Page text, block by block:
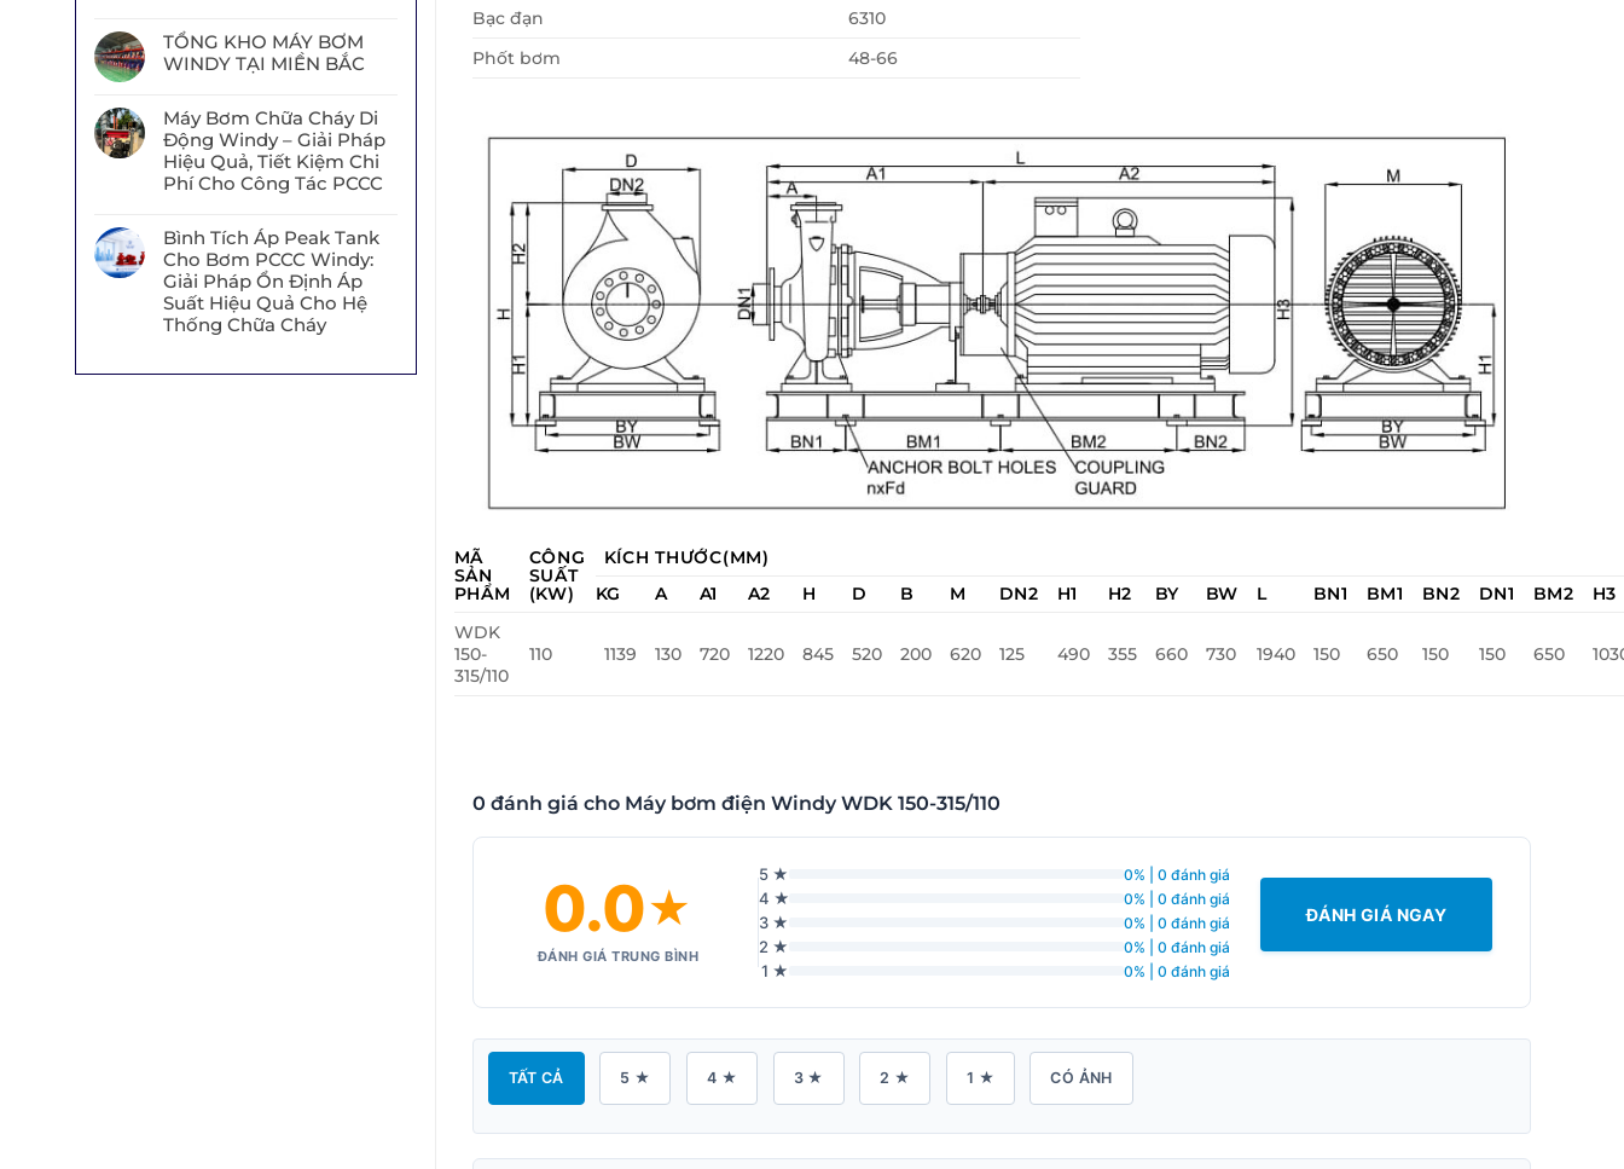
TỔNG KHO MÁY BƠM
WINDY TẠI MIỀN BẮC
Máy Bơm Chữa Cháy Di
Động Windy – Giải Pháp
Hiệu Quả, Tiết Kiệm Chi
Phí Cho Công Tác PCCC
Bình Tích Áp Peak Tank
Cho Bơm PCCC Windy:
Giải Pháp Ổn Định Áp
Suất Hiệu Quả Cho Hệ
Thống Chữa Cháy
Bạc đạn
6310
Phốt bơm
48-66
MÃ
SẢN
PHẨM
CÔNG
SUẤT
(KW)
KÍCH THƯỚC(MM)
KG
A A1 A2 H D B M DN2 H1 H2 BY BW L BN1 BM1 BN2 DN1 BM2
H3
WDK
150-
315/110
110 1139 130 720 1220 845 520 200 620 125 490 355 660 730 1940 150 650 150 150 650
0 đánh giá cho Máy bơm điện Windy WDK 150-315/110
0.0★
ĐÁNH GIÁ TRUNG BÌNH
5 ★ 0% | 0 đánh giá
4 ★ 0% | 0 đánh giá
3 ★ 0% | 0 đánh giá
2 ★ 0% | 0 đánh giá
1 ★ 0% | 0 đánh giá
ĐÁNH GIÁ NGAY
TẤT CẢ 5 ★ 4 ★ 3 ★ 2 ★ 1 ★ CÓ ẢNH